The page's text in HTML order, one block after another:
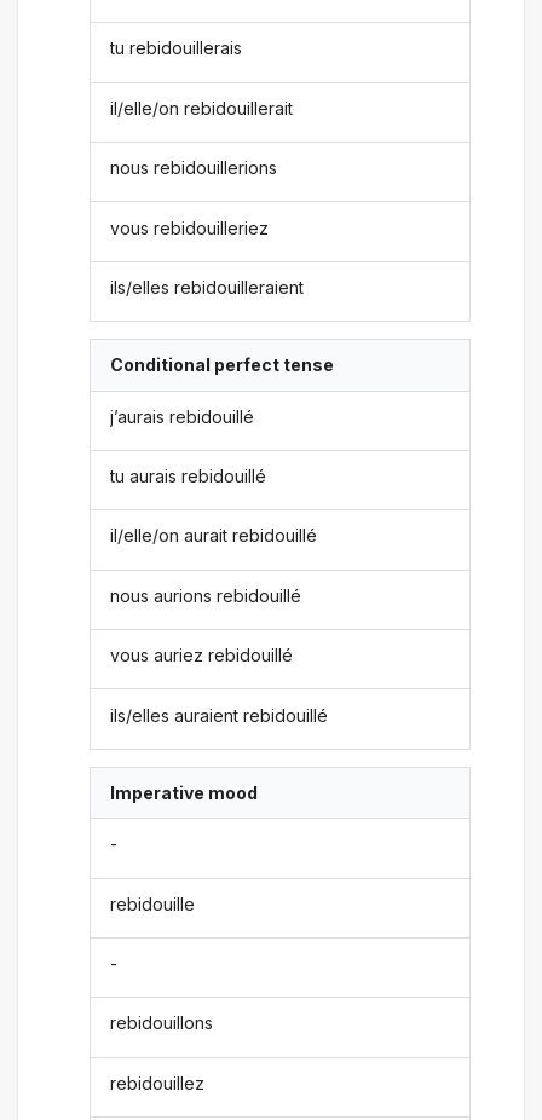
tu rebidouillerais
il/elle/on rebidouillerait
nous rebidouillerions
vous rebidouilleriez
ils/elles rebidouilleraient
Conditional perfect tense
j’aurais rebidouillé
tu aurais rebidouillé
il/elle/on aurait rebidouillé
nous aurions rebidouillé
vous auriez rebidouillé
ils/elles auraient rebidouillé
Imperative mood
-
rebidouille
-
rebidouillons
rebidouillez